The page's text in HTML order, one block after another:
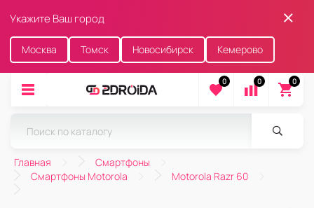
Укажите Ваш город
Москва Томск Новосибирск Кемерово
0 0 0
Главная
Смартфоны
Смартфоны Motorola
Motorola Razr 60